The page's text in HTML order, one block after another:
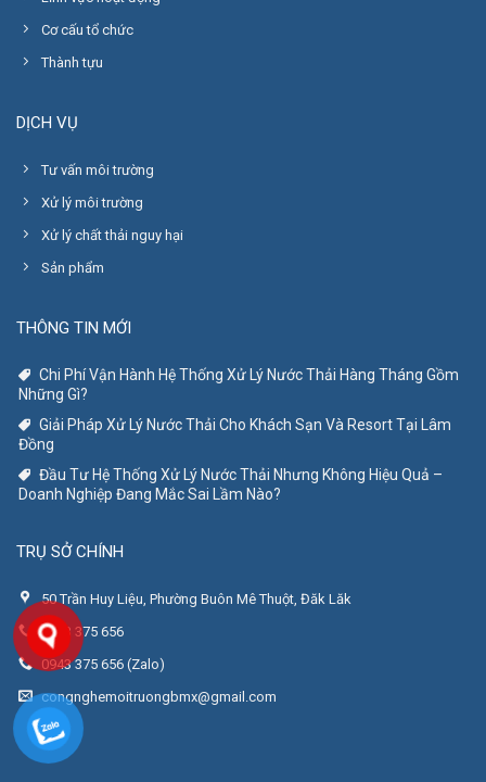
Cơ cấu tổ chức
Thành tựu
DỊCH VỤ
Tư vấn môi trường
Xử lý môi trường
Xử lý chất thải nguy hại
Sản phẩm
THÔNG TIN MỚI
Chi Phí Vận Hành Hệ Thống Xử Lý Nước Thải Hàng Tháng Gồm
Những Gì?
Giải Pháp Xử Lý Nước Thải Cho Khách Sạn Và Resort Tại Lâm
Đồng
Đầu Tư Hệ Thống Xử Lý Nước Thải Nhưng Không Hiệu Quả –
Doanh Nghiệp Đang Mắc Sai Lầm Nào?
TRỤ SỞ CHÍNH
50 Trần Huy Liệu, Phường Buôn Mê Thuột, Đăk Lăk
0943 375 656
0943 375 656 (Zalo)
congnghemoitruongbmx@gmail.com